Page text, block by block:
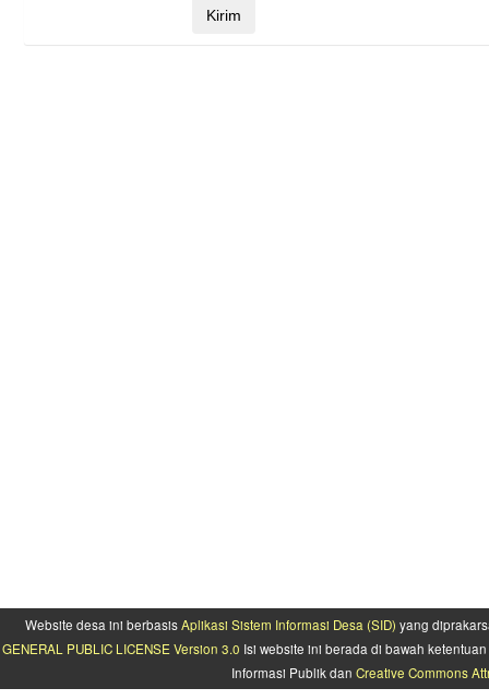
Website desa ini berbasisAplikasi Sistem Informasi Desa (SID) yang
GENERAL PUBLIC LICENSE Version 3.0 Isi website ini berada di bawah
Informasi Publik dan Creative Commons